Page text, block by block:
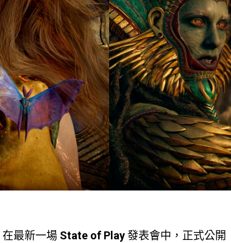
在最新一場 State of Play發表會中，正式公開